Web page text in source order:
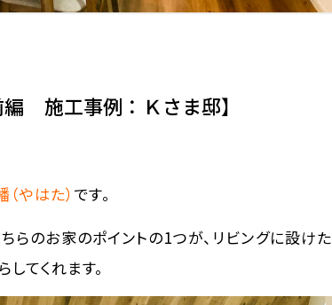
編 施工事例：Ｋさま邸】
（やはた） です。
らのお家のポイントの1つが、リビングに設けた
してくれます。